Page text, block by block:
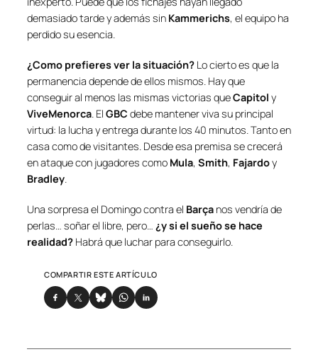
demasiado tarde y además sin Kammerichs, el equipo ha
perdido su esencia.
¿Como prefieres ver la situación? Lo cierto es que la
permanencia depende de ellos mismos. Hay que
conseguir al menos las mismas victorias queCapitol y
ViveMenorca. El GBC debe mantener viva su principal
virtud: la lucha y entrega durante los 40 minutos. Tanto en
casa como de visitantes. Desde esa premisa se crecerá
en ataque con jugadores como Mula, Smith, Fajardoy
Bradley.
Una sorpresa el Domingo contra el Barça nos vendría de
perlas… soñar el libre, pero… ¿y si el sueño se hace
realidad? Habrá que luchar para conseguirlo.
COMPARTIR ESTE ARTÍCULO